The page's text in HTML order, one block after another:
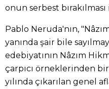
onun serbest
Pablo Neruda'nın,
yanında şair bile
edebiyatının Nâzım
çarpıcı örneklerinden
yılında çıkarılan genel